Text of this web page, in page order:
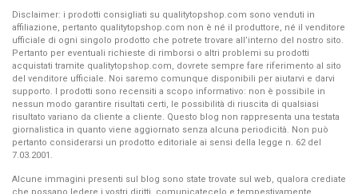
Disclaimer: i prodotti consigliati su qualitytopshop.com sono venduti in
affiliazione, pertanto qualitytopshop.com non è né il produttore, né il venditore
ufficiale di ogni singolo prodotto che potrete trovare all’interno del nostro sito.
Pertanto per eventuali richieste di rimborsi o altri problemi su prodotti
acquistati tramite qualitytopshop.com, dovrete sempre fare riferimento al sito
del venditore ufficiale. Noi saremo comunque disponibili per aiutarvi e darvi
supporto. I prodotti sono recensiti a scopo informativo: non è possibile in
nessun modo garantire risultati certi, le possibilità di riuscita di qualsiasi
risultato variano da cliente a cliente. Questo blog non rappresenta una testata
giornalistica in quanto viene aggiornato senza alcuna periodicità. Non può
pertanto considerarsi un prodotto editoriale ai sensi della legge n. 62 del
7.03.2001.
Alcune immagini presenti sul blog sono state trovate sul web, qualora crediate